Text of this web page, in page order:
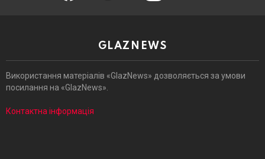
GLAZNEWS
Використання матеріалів «GlazNews» дозволяється за умови
посилання на «GlazNews».
Контактна інформація